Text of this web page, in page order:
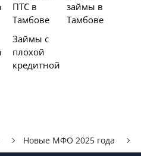
ПТС в
Тамбове
Займы с
плохой
кредитной
займы в
Тамбове
Новые МФО 2025 года